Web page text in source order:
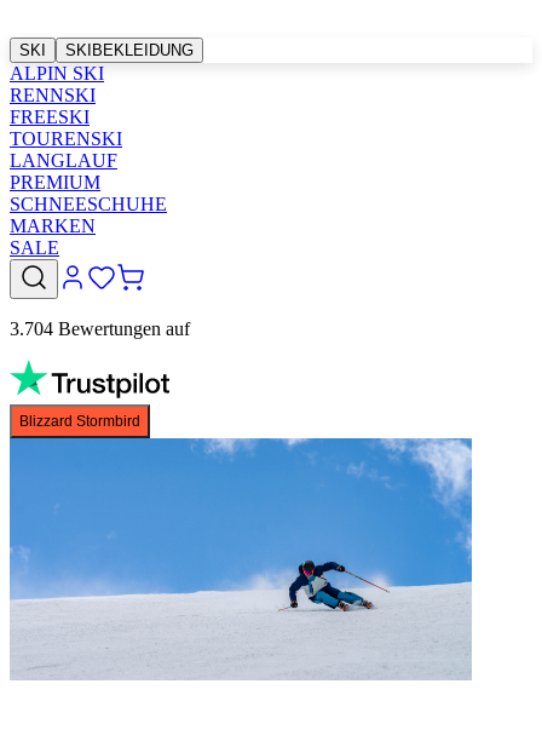
SKI SKIBEKLEIDUNG
ALPIN SKI
RENNSKI
FREESKI
TOURENSKI
LANGLAUF
PREMIUM
SCHNEESCHUHE
MARKEN
SALE
3.704 Bewertungen auf
Blizzard Stormbird